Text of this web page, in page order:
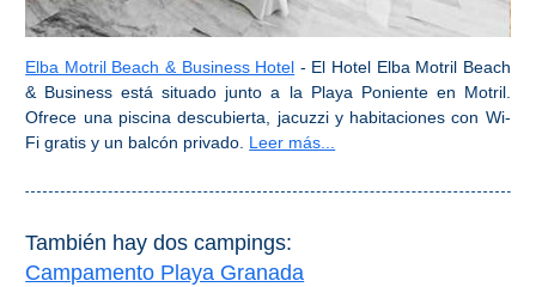
Elba Motril Beach & Business Hotel - El Hotel Elba Motril Beach
& Business está situado junto a la Playa Poniente en Motril.
Ofrece una piscina descubierta, jacuzzi y habitaciones con Wi-
Fi gratis y un balcón privado. Leer más...
También hay dos campings:
Campamento Playa Granada